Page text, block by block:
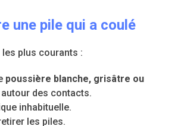
une pile qui a coulé
plus courants :
poussière blanche, grisâtre ou
autour des contacts.
inhabituelle.
les piles.